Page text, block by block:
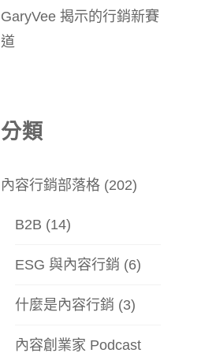
GaryVee 揭示的行銷新賽
道
分類
內容行銷部落格 (202)
B2B (14)
ESG 與內容行銷 (6)
什麼是內容行銷 (3)
內容創業家 Podcast